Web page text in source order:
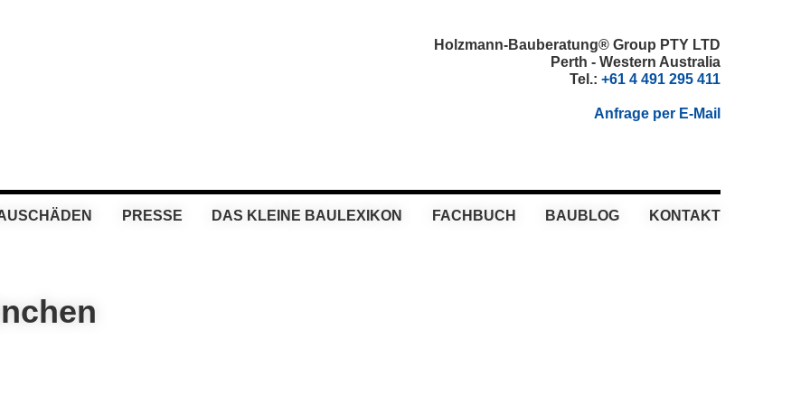
Holzmann-Bauberatung® Group PTY LTD
Perth - Western Australia
Tel.: +61 4 491 295 411
Anfrage per E-Mail
PRESSE DAS KLEINE BAULEXIKON FACHBUCH BAUBLOG KONTAKT